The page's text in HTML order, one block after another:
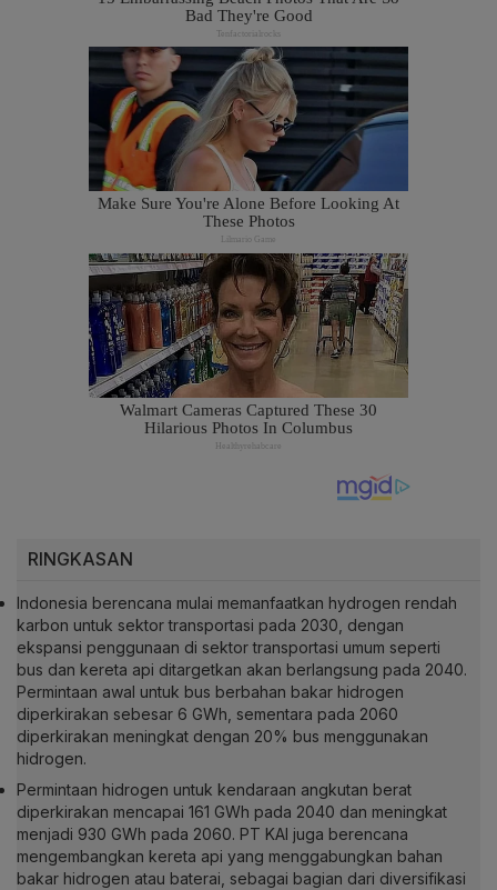
RINGKASAN
Indonesia berencana mulai memanfaatkan hydrogen rendah
karbon untuk sektor transportasi pada 2030, dengan
ekspansi penggunaan di sektor transportasi umum seperti
bus dan kereta api ditargetkan akan berlangsung pada 2040.
Permintaan awal untuk bus berbahan bakar hidrogen
diperkirakan sebesar 6 GWh, sementara pada 2060
diperkirakan meningkat dengan 20% bus menggunakan
hidrogen.
Permintaan hidrogen untuk kendaraan angkutan berat
diperkirakan mencapai 161 GWh pada 2040 dan meningkat
menjadi 930 GWh pada 2060. PT KAI juga berencana
mengembangkan kereta api yang menggabungkan bahan
bakar hidrogen atau baterai, sebagai bagian dari diversifikasi